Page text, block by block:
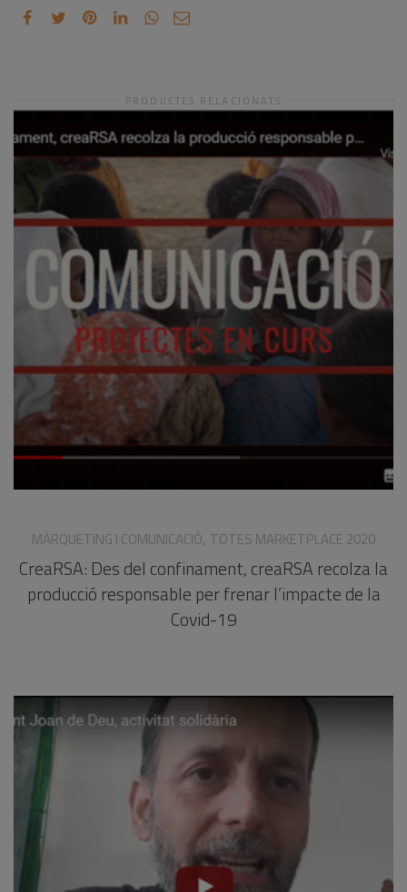
PRODUCTES RELACIONATS
MÀRQUETING I COMUNICACIÓ, TOTES MARKETPLACE 2020
CreaRSA: Des del confinament, creaRSA recolza la
producció responsable per frenar l’impacte de la
Covid-19